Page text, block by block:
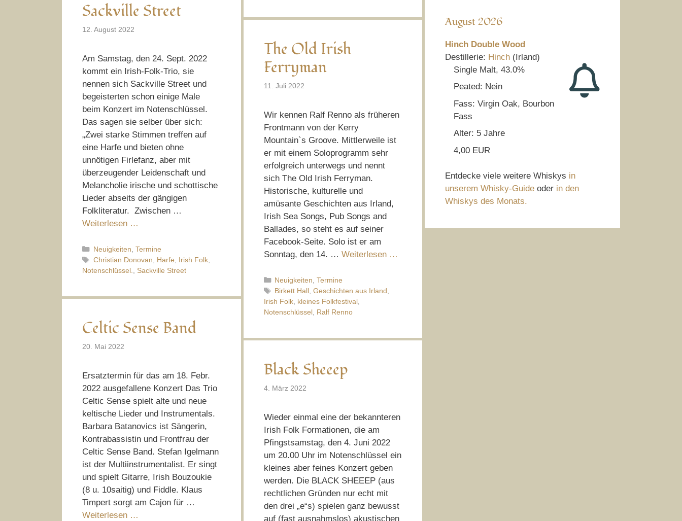
Sackville Street
12. August 2022
Am Samstag, den 24. Sept. 2022
kommt ein Irish-Folk-Trio, sie
nennen sich Sackville Street und
begeisterten schon einige Male
beim Konzert im Notenschlüssel.
Das sagen sie selber über sich:
„Zwei starke Stimmen treffen auf
eine Harfe und bieten ohne
unnötigen Firlefanz, aber mit
überzeugender Leidenschaft und
Melancholie irische und schottische
Lieder abseits der gängigen
Folkliteratur. Zwischen …
Weiterlesen …
Kategorien
Neuigkeiten, Termine
Schlagwörter
Christian Donovan, Harfe, Irish Folk,
Notenschlüssel., Sackville Street
The Old Irish
Ferryman
11. Juli 2022
Wir kennen Ralf Renno als früheren
Frontmann von der Kerry
Mountain`s Groove. Mittlerweile ist
er mit einem Soloprogramm sehr
erfolgreich unterwegs und nennt
sich The Old Irish Ferryman.
Historische, kulturelle und
amüsante Geschichten aus Irland,
Irish Sea Songs, Pub Songs and
Ballades, so steht es auf seiner
Facebook-Seite. Solo ist er am
Sonntag, den 14. … Weiterlesen …
Kategorien
Neuigkeiten,Termine
Schlagwörter
Birkett Hall,Geschichten aus Irland,
Irish Folk, kleines Folkfestival,
Notenschlüssel, Ralf Renno
Celtic Sense Band
20. Mai 2022
Ersatztermin für das am 18. Febr.
2022 ausgefallene Konzert Das Trio
Celtic Sense spielt alte und neue
keltische Lieder und Instrumentals.
Barbara Batanovics ist Sängerin,
Kontrabassistin und Frontfrau der
Celtic Sense Band. Stefan Igelmann
ist der Multiinstrumentalist. Er singt
und spielt Gitarre, Irish Bouzoukie
(8 u. 10saitig) und Fiddle. Klaus
Timpert sorgt am Cajon für …
Weiterlesen …
Black Sheeep
4. März 2022
Wieder einmal eine der bekannteren
Irish Folk Formationen, die am
Pfingstsamstag, den 4. Juni 2022
um 20.00 Uhr im Notenschlüssel ein
kleines aber feines Konzert geben
werden. Die BLACK SHEEEP (aus
rechtlichen Gründen nur echt mit
den drei „e“s) spielen ganz bewusst
auf (fast ausnahmslos) akustischen
August 2026
Hinch Double Wood
Destillerie: Hinch (Irland)
Single Malt, 43.0%
Peated: Nein
Fass: Virgin Oak, Bourbon
Fass
Alter: 5 Jahre
4,00 EUR
Entdecke viele weitere Whiskys in
unserem Whisky-Guide oder in den
Whiskys des Monats.